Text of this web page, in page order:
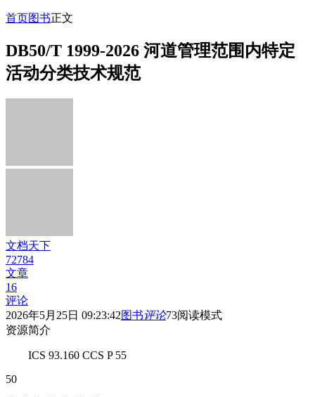
首页图书正文
DB50/T 1999-2026 河道管理范围内特定
活动分类技术规范
文档天下
72784
文章
16
评论
2026年5月25日 09:23:42图书评论73阅读模式
资源简介
ICS 93.160 CCS P 55
50